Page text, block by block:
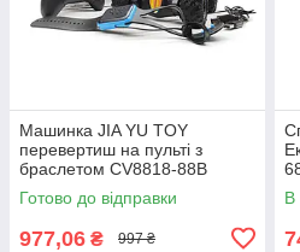
Машинка JIA YU TOY
перевертиш на пульті з
браслетом CV8818-88B
Готово до відправки
977,06 ₴ 997 ₴
В